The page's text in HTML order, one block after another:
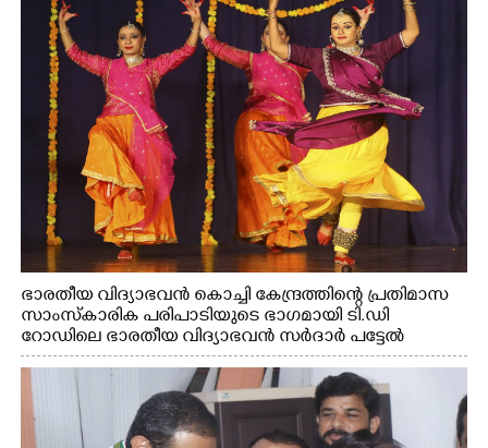
ഭാരതീയ വിദ്യാഭവൻ കൊച്ചി കേന്ദ്രത്തിന്റെ പ്രതിമാസ
സാംസ്കാരിക പരിപാടിയുടെ ഭാഗമായി ടി.ഡി
റോഡിലെ ഭാരതീയ വിദ്യാഭവൻ സർദാർ പട്ടേൽ
സഭാഗൃഹത്തിൽ എം. അക്ഷതയുടെ നേതൃത്വത്തിൽ
അവതരിപ്പിച്ച ലയ നമൻ കഥക് നൃത്തത്തിൽ നിന്ന്